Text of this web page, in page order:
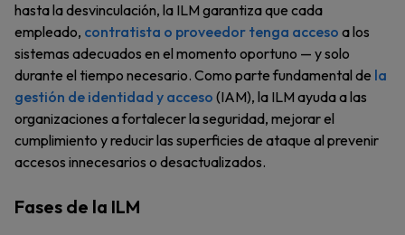
hasta la desvinculación, la ILM garantiza que cada
empleado, contratista o proveedor tenga acceso a los
sistemas adecuados en el momento oportuno — y solo
durante el tiempo necesario. Como parte fundamental de la
gestión de identidad y acceso (IAM), la ILM ayuda a las
organizaciones a fortalecer la seguridad, mejorar el
cumplimiento y reducir las superficies de ataque al prevenir
accesos innecesarios o desactualizados.
Fases de la ILM